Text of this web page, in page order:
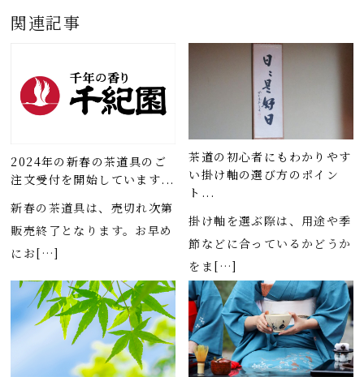
関連記事
2024年の新春の茶道具のご
注文受付を開始しています...
新春の茶道具は、売切れ次第
販売終了となります。お早め
にお[…]
茶道の初心者にもわかりやす
い掛け軸の選び方のポイン
ト...
掛け軸を選ぶ際は、用途や季
節などに合っているかどうか
をま[…]